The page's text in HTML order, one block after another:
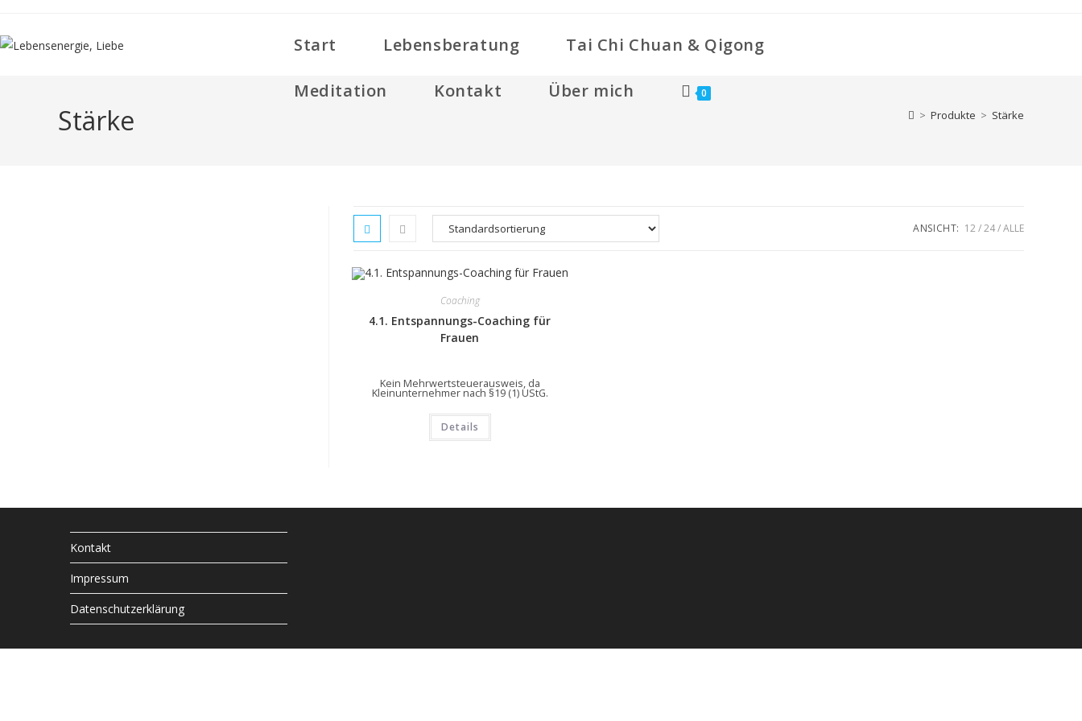
springen
Start Lebensberatung Tai Chi Chuan & Qigong
Meditation Kontakt Über mich 0
Stärke > Produkte > Stärke
ANSICHT: 12 24 ALLE
Coaching
4.1. Entspannungs-Coaching für
Frauen
Kein Mehrwertsteuerausweis, da
Kleinunternehmer nach §19 (1) UStG.
Details
Kontakt
Impressum
Datenschutzerklärung